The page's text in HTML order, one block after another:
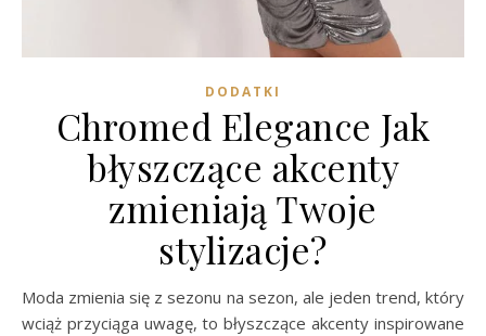
DODATKI
Chromed Elegance Jak
błyszczące akcenty
zmieniają Twoje
stylizacje?
Moda zmienia się z sezonu na sezon, ale jeden trend, który
wciąż przyciąga uwagę, to błyszczące akcenty inspirowane